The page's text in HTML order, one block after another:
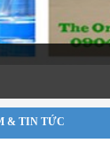
& TIN TỨC